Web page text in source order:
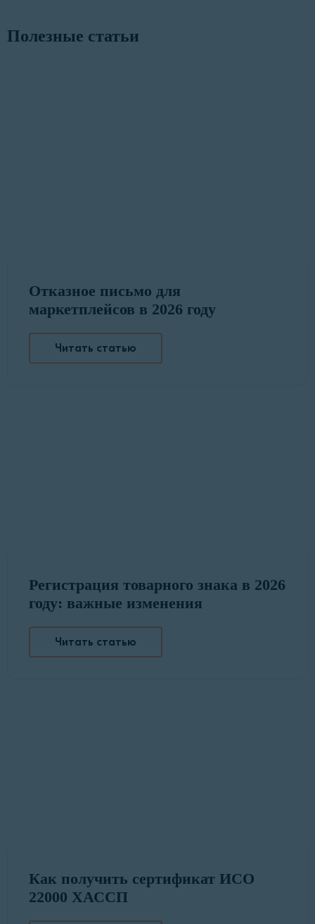
Полезные статьи
Отказное письмо для
маркетплейсов в 2026 году
Читать статью
Регистрация товарного знака в 2026
году: важные изменения
Читать статью
Как получить сертификат ИСО
22000 ХАССП